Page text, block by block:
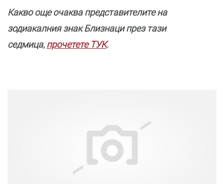
Какво още очаква представителите на
зодиакалния знак Близнаци през тази
седмица,прочетете ТУК.